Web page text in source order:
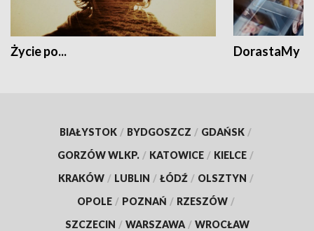
Życie po... DorastaMy
BIAŁYSTOK / BYDGOSZCZ / GDAŃSK /
GORZÓW WLKP. / KATOWICE / KIELCE /
KRAKÓW / LUBLIN / ŁÓDŹ / OLSZTYN /
OPOLE / POZNAŃ / RZESZÓW /
SZCZECIN / WARSZAWA / WROCŁAW